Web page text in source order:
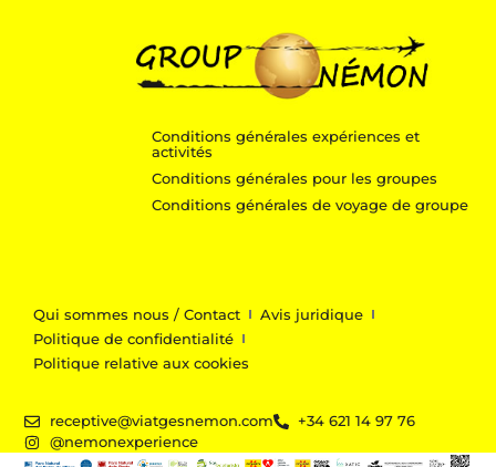
Conditions générales expériences et
activités
Conditions générales pour les groupes
Conditions générales de voyage de groupe
Qui sommes nous / Contact
Avis juridique
Politique de confidentialité
Politique relative aux cookies
receptive@viatgesnemon.com
+34 621 14 97 76
@nemonexperience